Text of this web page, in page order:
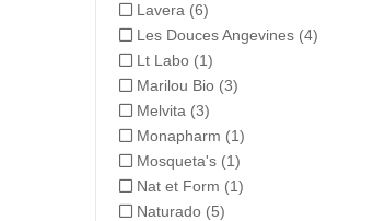
Lavera (6)
Les Douces Angevines (4)
Lt Labo (1)
Marilou Bio (3)
Melvita (3)
Monapharm (1)
Mosqueta's (1)
Nat et Form (1)
Naturado (5)